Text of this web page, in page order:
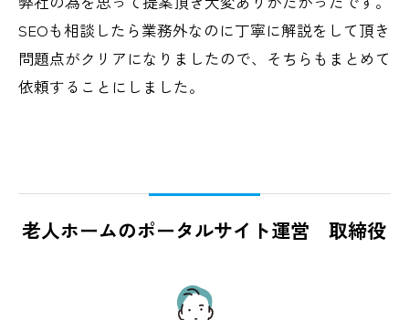
SEOも相談したら業務外なのに丁寧に解説をして頂き
問題点がクリアになりましたので、そちらもまとめて
依頼することにしました。
老人ホームのポータルサイト運営 取締役